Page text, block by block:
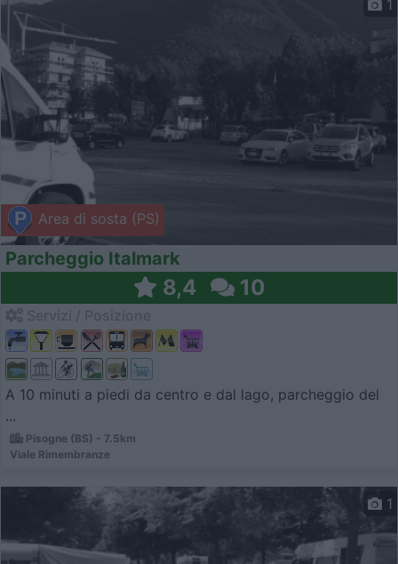
Area di sosta (PS)
1
Parcheggio Italmark
8,4 10
A 10 minuti a piedi da centro e dal lago, parcheggio del
...
Pisogne (BS) - 7.5km
Viale Rimembranze
1